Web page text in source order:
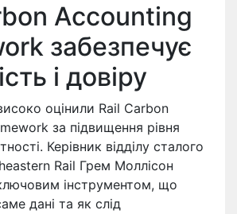
Accounting
забезпечує
і довіру
оцінили Rail Carbon
за підвищення рівня
Керівник відділу сталого
Rail Грем Моллісон
інструментом, що
дані та як слід